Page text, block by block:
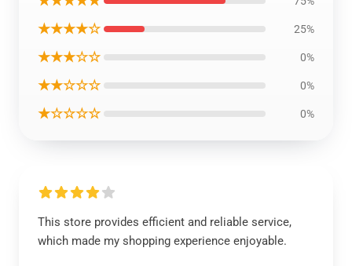
★★★★☆ 25%
★★★☆☆ 0%
★★☆☆☆ 0%
★☆☆☆☆ 0%
This store provides efficient and reliable service,
which made my shopping experience enjoyable.